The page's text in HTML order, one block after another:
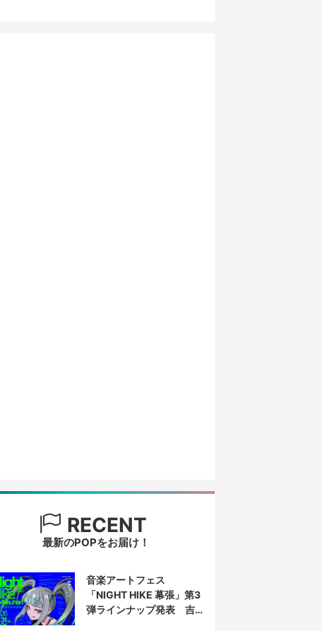
RECENT
最新のPOPをお届け！
音楽アートフェス
「NIGHT HIKE 幕張」第3
弾ラインナップ発表 吉